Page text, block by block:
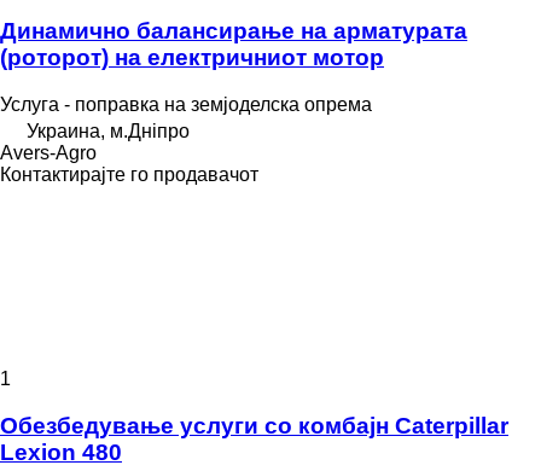
Динамично балансирање на арматурата
(роторот) на електричниот мотор
Услуга - поправка на земјоделска опрема
Украина, м.Дніпро
Avers-Agro
Контактирајте го продавачот
1
Обезбедување услуги со комбајн Caterpillar
Lexion 480